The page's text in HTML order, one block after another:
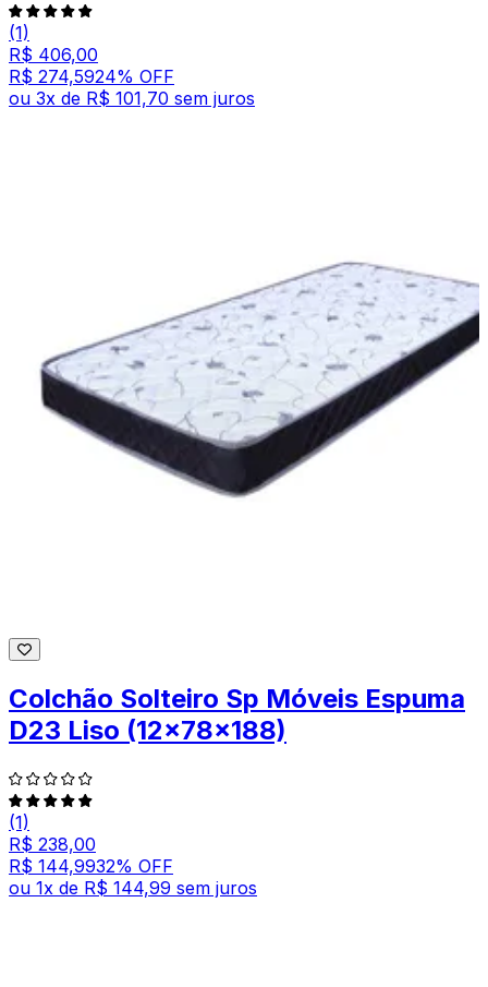
(1)
R$ 406,00
R$ 274,5924% OFF
ou 3x de R$ 101,70 sem juros
Colchão Solteiro Sp Móveis Espuma
D23 Liso (12x78x188)
(1)
R$ 238,00
R$ 144,9932% OFF
ou 1x de R$ 144,99 sem juros